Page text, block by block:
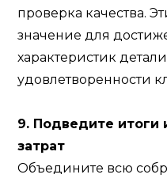
проверка качества.
значение для
характеристик
удовлетворенности
9. Подведите итоги
затрат
Объедините всю